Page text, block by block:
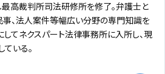
高裁判所司法研修所を修了。弁護士と
事、法人案件等幅広い分野の専門知識を
てネクスパート法律事務所に入所し、現
いる。